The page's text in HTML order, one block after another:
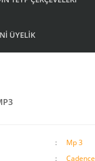
ÜYELİK
Mp 3
Cadence